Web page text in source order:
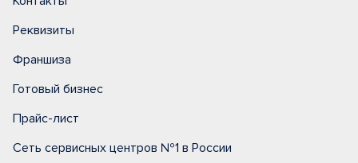
Реквизиты
Франшиза
Готовый бизнес
Прайс-лист
Сеть сервисных центров №1 в России